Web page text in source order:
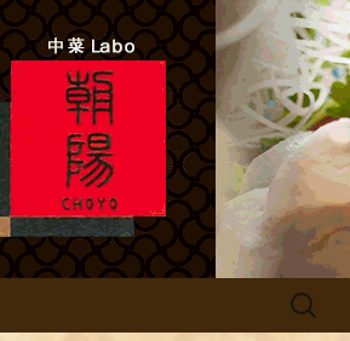
本格四川料理 「中
」
シェフのあれこれ
検